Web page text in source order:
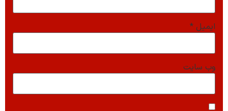
ایمیل *
وب‌ سایت